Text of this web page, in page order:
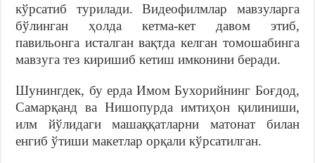
кўрсатиб турилади. Видеофилмлар мавзуларга
бўлинган ҳолда кетма-кет давом этиб,
павильонга исталган вақтда келган томошабинга
мавзуга тез киришиб кетиш имконини беради.
Шунингдек, бу ерда Имом Бухорийнинг Боғдод,
Самарқанд ва Нишопурда имтиҳон қилиниши,
илм йўлидаги машаққатларни матонат билан
енгиб ўтиши макетлар орқали кўрсатилган.